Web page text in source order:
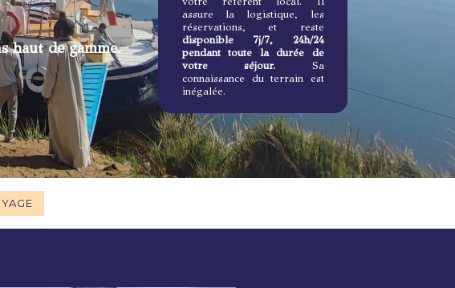
haut de gamme.
assure la logistique, les
réservations, et reste
disponible 7j/7, 24h/24
pendant toute la durée de
votre séjour. Sa
connaissance du terrain est
inégalée.